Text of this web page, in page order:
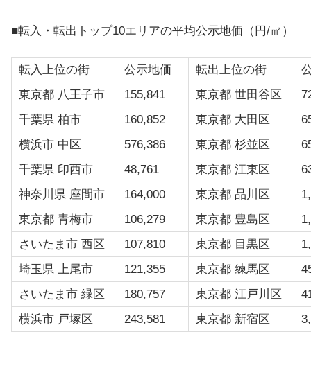
■転入・転出トップ10エリアの平均公示地価（円/㎡）
転入上位の街 公示地価 転出上位の街
東京都 八王子市
155,841 東京都 世田谷区
千葉県 柏市
160,852 東京都 大田区
横浜市 中区
576,386 東京都 杉並区
千葉県 印西市
48,761 東京都 江東区
神奈川県 座間市
164,000 東京都 品川区
東京都 青梅市
106,279 東京都 豊島区
さいたま市 西区
107,810 東京都 目黒区
埼玉県 上尾市
121,355 東京都 練馬区
さいたま市 緑区
180,757 東京都 江戸川区
横浜市 戸塚区
243,581 東京都 新宿区